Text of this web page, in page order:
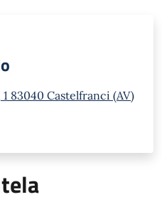
83040 Castelfranci (AV)